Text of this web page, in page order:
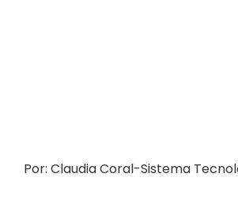
Por: Claudia Coral-Sistema